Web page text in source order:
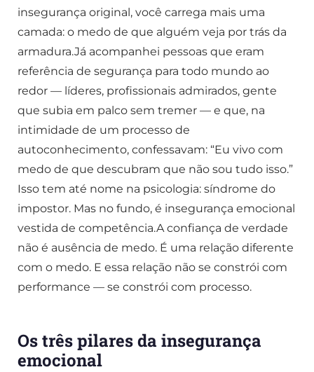
insegurança original, você carrega mais uma
camada: o medo de que alguém veja por trás da
armadura.Já acompanhei pessoas que eram
referência de segurança para todo mundo ao
redor — líderes, profissionais admirados, gente
que subia em palco sem tremer — e que, na
intimidade de um processo de
autoconhecimento, confessavam: “Eu vivo com
medo de que descubram que não sou tudo isso.”
Isso tem até nome na psicologia: síndrome do
impostor. Mas no fundo, é insegurança emocional
vestida de competência.A confiança de verdade
não é ausência de medo. É uma relação diferente
com o medo. E essa relação não se constrói com
performance — se constrói com processo.
Os três pilares da insegurança
emocional